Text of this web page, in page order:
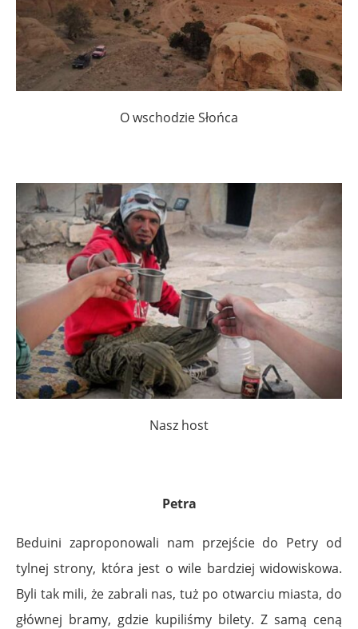
O wschodzie Słońca
Nasz host
Petra
Beduini zaproponowali nam przejście do Petry od
tylnej strony, która jest o wile bardziej widowiskowa.
Byli tak mili, że zabrali nas, tuż po otwarciu miasta, do
głównej bramy, gdzie kupiliśmy bilety. Z samą ceną